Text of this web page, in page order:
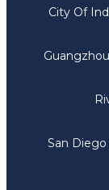
City Of
Guangzhou
San Diego